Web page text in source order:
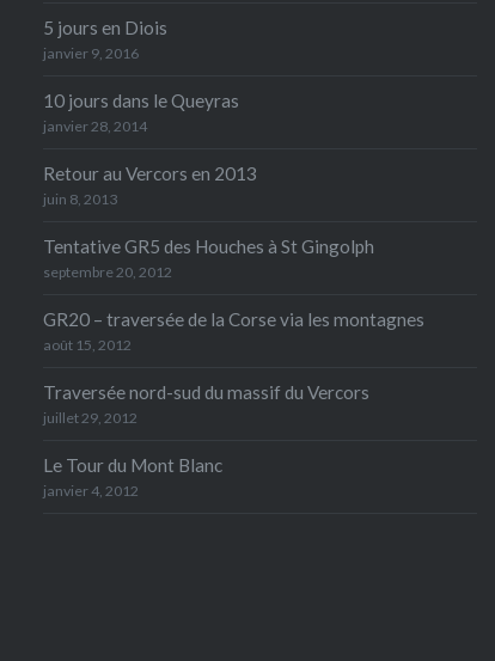
5 jours en Diois
janvier 9, 2016
10 jours dans le Queyras
janvier 28, 2014
Retour au Vercors en 2013
juin 8, 2013
Tentative GR5 des Houches à St Gingolph
septembre 20, 2012
GR20 – traversée de la Corse via les montagnes
août 15, 2012
Traversée nord-sud du massif du Vercors
juillet 29, 2012
Le Tour du Mont Blanc
janvier 4, 2012